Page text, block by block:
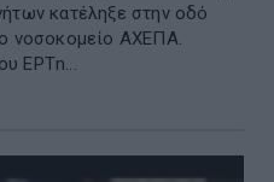
κατέληξε στην οδό
νοσοκομείο ΑΧΕΠΑ.
ΕΡΤn...